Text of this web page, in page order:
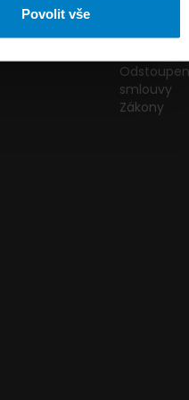
Povolit vše
Pojištění
podmínky
Změna
smlouvy
Zákony